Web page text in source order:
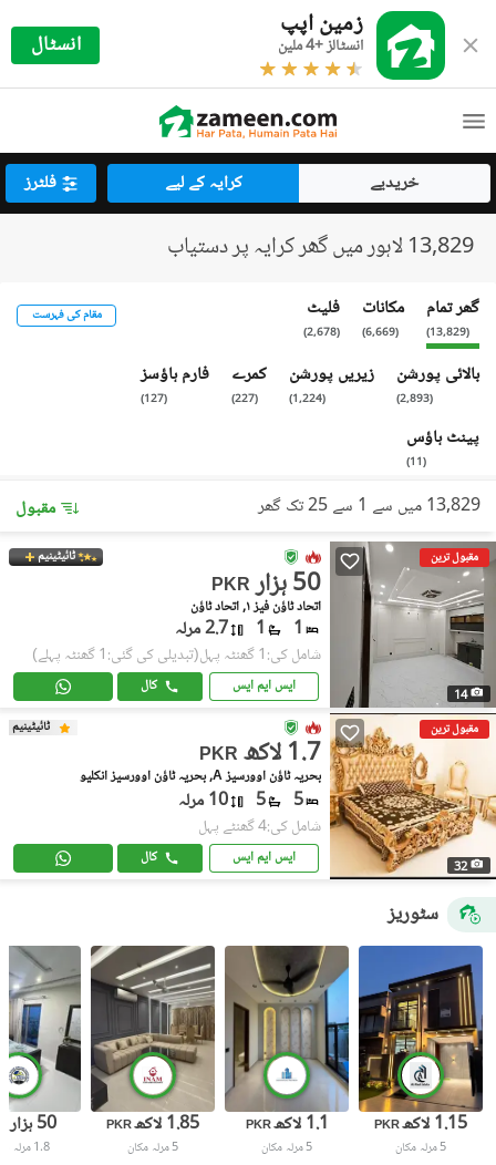
زمین اپپ
انسٹالز +4 ملین انسٹال
خریدیے کرایہ کے لیے فلٹرز
13,829 لاہور میں گھر کرایہ پر دستیاب
گھر تمام
(
13,829
)
مکانات
(
6,669
)
فلیٹ
(
2,678
)
بالائی پورشن
(
2,893
)
زیریں پورشن
(
1,224
)
کمرے
(
227
)
فارم ہاؤسز
(
127
)
پینٹ ہاؤس
(
11
)
مقام کی فہرست
13,829 میں سے 1 سے 25 تک گھر مقبول
مقبول ترین
14
ٹائیٹینیم
PKR 50 ہزار
اتحاد ٹاؤن فیز ١, اتحاد ٹاؤن
1
1 2.7 مرلہ
شامل کی:1 گھنٹہ پہل (تبدیلی کی گئی:1 گھنٹہ پہلے)
ایس ایم ایس کال
مقبول ترین
32
ٹائیٹینیم
PKR 1.7 لاکھ
بحریہ ٹاؤن اوورسیز A, بحریہ ٹاؤن اوورسیز انکلیو
5
5 10 مرلہ
شامل کی:4 گھنٹے پہل
ایس ایم ایس کال
سٹوریز
PKR 1.15 لاکھ
5 مرلہ مکان
PKR 1.1 لاکھ
5 مرلہ مکان
PKR 1.85 لاکھ
5 مرلہ مکان
50 ہزار
1.8 مرلہ